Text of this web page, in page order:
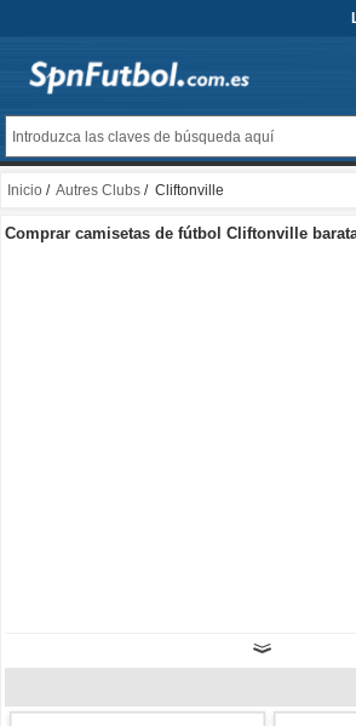
Inicio / Autres Clubs / Cliftonville
Comprar camisetas de fútbol Cliftonville